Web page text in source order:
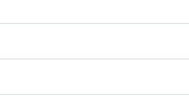
個人情報の保護水準を満たして
、安全管理が図られるよ
要かつ適切な管理監督をいたし
者への提供について